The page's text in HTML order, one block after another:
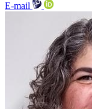
E-mail